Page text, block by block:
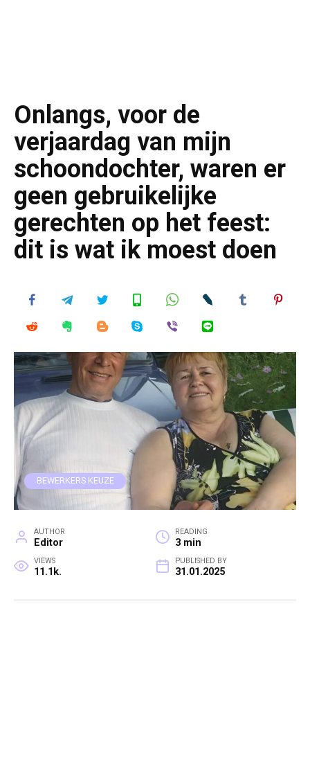
Onlangs, voor de
verjaardag van mijn
schoondochter, waren er
geen gebruikelijke
gerechten op het feest:
dit is wat ik moest doen
BEWERKERS KEUZE
AUTHOR
Editor
READING
3 min
VIEWS
11.1k.
PUBLISHED BY
31.01.2025